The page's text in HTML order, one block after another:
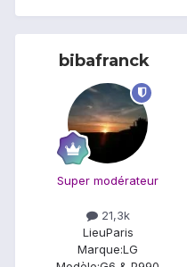
bibafranck
Super modérateur
21,3k
LieuParis
Marque:LG